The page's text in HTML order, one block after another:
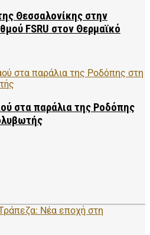
Θεσσαλονίκης στην
FSRU στον Θερμαϊκό
στα παράλια της Ροδόπης